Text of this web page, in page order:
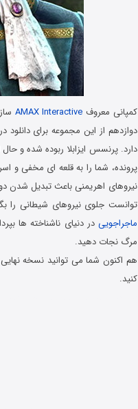
کمپانی معروف AMAX Interactive
دوازدهم از این مجموعه برای دانلود
دارد. پرنسس ایزابلا ربوده شده و
پرونده، شما را به قلعه ای مخفی و
نیروهای اهریمنی باعث تبدیل شدن
توانست جلوی نیروهای شیطانی را
ماجراجویی در دنیای ناشناخته ها
مرگ نجات دهید.
هم اکنون شما می توانید نسخه
کنید.